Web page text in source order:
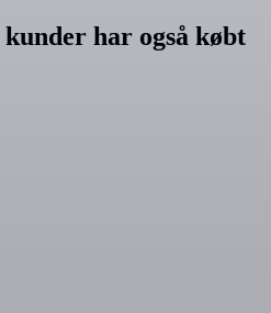
har også købt